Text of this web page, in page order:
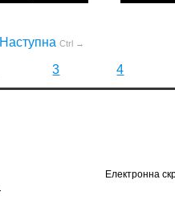
Наступна Ctrl →
3 4
Електронна